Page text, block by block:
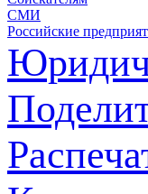
СМИ
Российские